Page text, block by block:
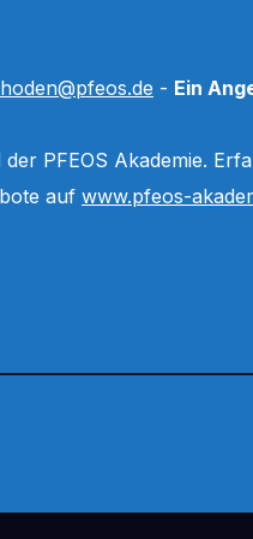
- Ein
PFEOS Akademie.
auf www.pfeos-